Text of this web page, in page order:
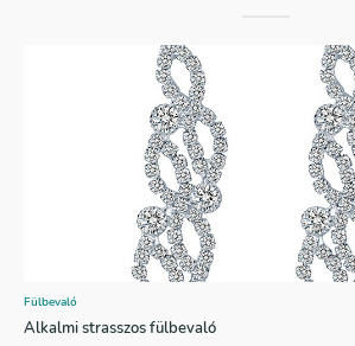
Fülbevaló
Alkalmi strasszos fülbevaló